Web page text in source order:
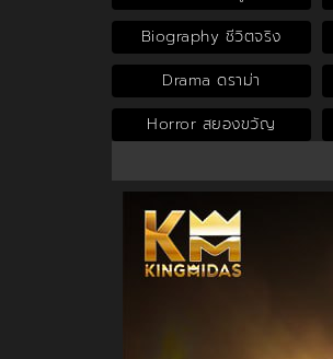
Biography ชีวิตจริง
Drama ดราม่า
Horror สยองขวัญ